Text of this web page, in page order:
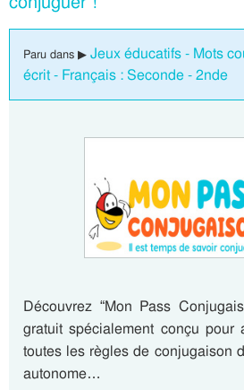
Paru dans ▶ Jeux éducatifs - Mots
écrit - Français : Seconde - 2nde
Découvrez “Mon Pass
gratuit spécialement conçu pour
toutes les règles de conjugaison
autonome…